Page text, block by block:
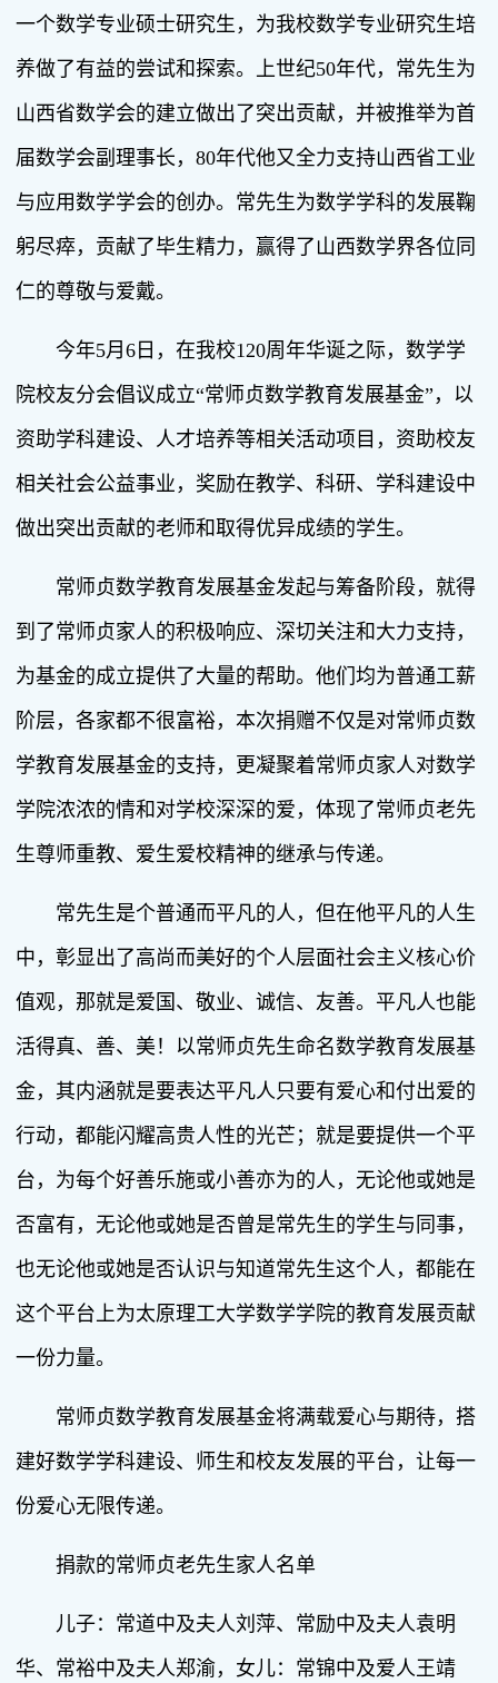
一个数学专业硕士研究生，为我校数学专业研究生培
养做了有益的尝试和探索。上世纪50年代，常先生为
山西省数学会的建立做出了突出贡献，并被推举为首
届数学会副理事长，80年代他又全力支持山西省工业
与应用数学学会的创办。常先生为数学学科的发展鞠
躬尽瘁，贡献了毕生精力，赢得了山西数学界各位同
仁的尊敬与爱戴。
今年5月6日，在我校120周年华诞之际，数学学
院校友分会倡议成立“常师贞数学教育发展基金”，以
资助学科建设、人才培养等相关活动项目，资助校友
相关社会公益事业，奖励在教学、科研、学科建设中
做出突出贡献的老师和取得优异成绩的学生。
常师贞数学教育发展基金发起与筹备阶段，就得
到了常师贞家人的积极响应、深切关注和大力支持，
为基金的成立提供了大量的帮助。他们均为普通工薪
阶层，各家都不很富裕，本次捐赠不仅是对常师贞数
学教育发展基金的支持，更凝聚着常师贞家人对数学
学院浓浓的情和对学校深深的爱，体现了常师贞老先
生尊师重教、爱生爱校精神的继承与传递。
常先生是个普通而平凡的人，但在他平凡的人生
中，彰显出了高尚而美好的个人层面社会主义核心价
值观，那就是爱国、敬业、诚信、友善。平凡人也能
活得真、善、美！以常师贞先生命名数学教育发展基
金，其内涵就是要表达平凡人只要有爱心和付出爱的
行动，都能闪耀高贵人性的光芒；就是要提供一个平
台，为每个好善乐施或小善亦为的人，无论他或她是
否富有，无论他或她是否曾是常先生的学生与同事，
也无论他或她是否认识与知道常先生这个人，都能在
这个平台上为太原理工大学数学学院的教育发展贡献
一份力量。
常师贞数学教育发展基金将满载爱心与期待，搭
建好数学学科建设、师生和校友发展的平台，让每一
份爱心无限传递。
捐款的常师贞老先生家人名单
儿子：常道中及夫人刘萍、常励中及夫人袁明
华、常裕中及夫人郑渝，女儿：常锦中及爱人王靖